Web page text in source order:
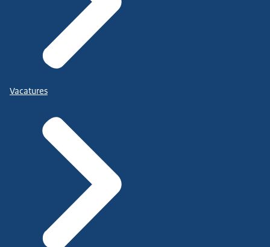
Vacatures